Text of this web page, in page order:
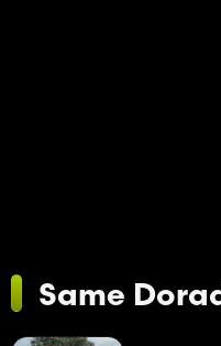
Same